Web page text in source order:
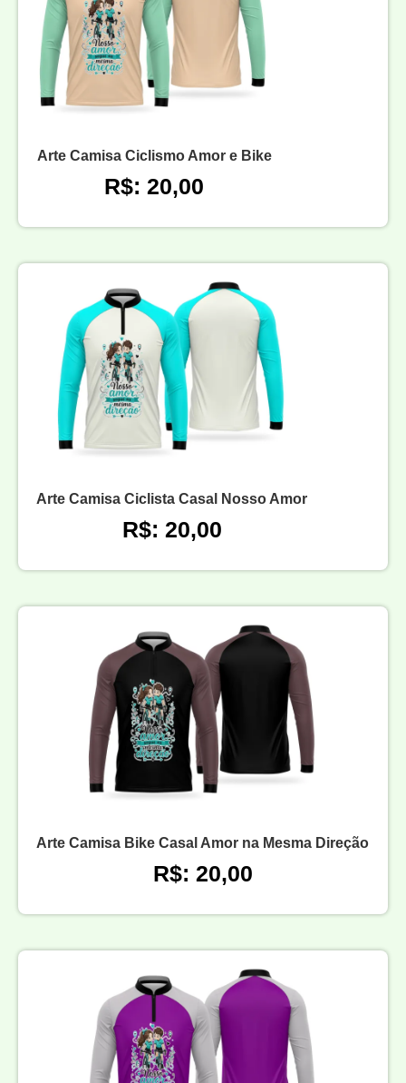
Arte Camisa Ciclismo Amor e Bike
R$: 20,00
Arte Camisa Ciclista Casal Nosso Amor
R$: 20,00
Arte Camisa Bike Casal Amor na Mesma Direção
R$: 20,00